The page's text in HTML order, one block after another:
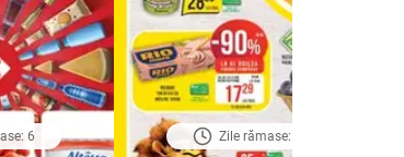
6 Zile rămase: 7